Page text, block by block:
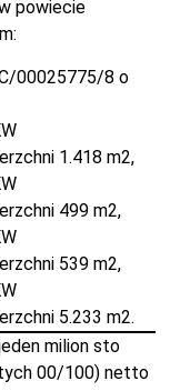
powiecie
00025775/8 o
1.418 m2,
499 m2,
539 m2,
5.233 m2.
milion sto
00/100) netto